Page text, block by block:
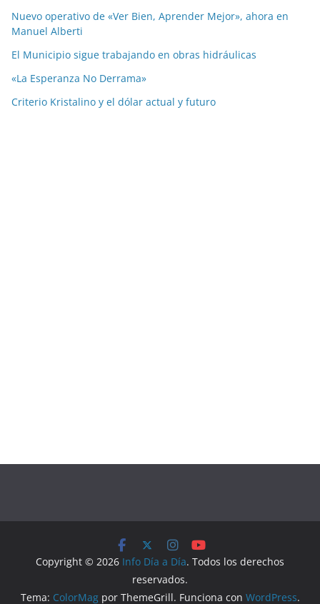
Nuevo operativo de «Ver Bien, Aprender Mejor», ahora en
Manuel Alberti
El Municipio sigue trabajando en obras hidráulicas
«La Esperanza No Derrama»
Criterio Kristalino y el dólar actual y futuro
Copyright © 2026 Info Día a Día. Todos los derechos
reservados.
Tema: ColorMagpor ThemeGrill. Funciona con WordPress.